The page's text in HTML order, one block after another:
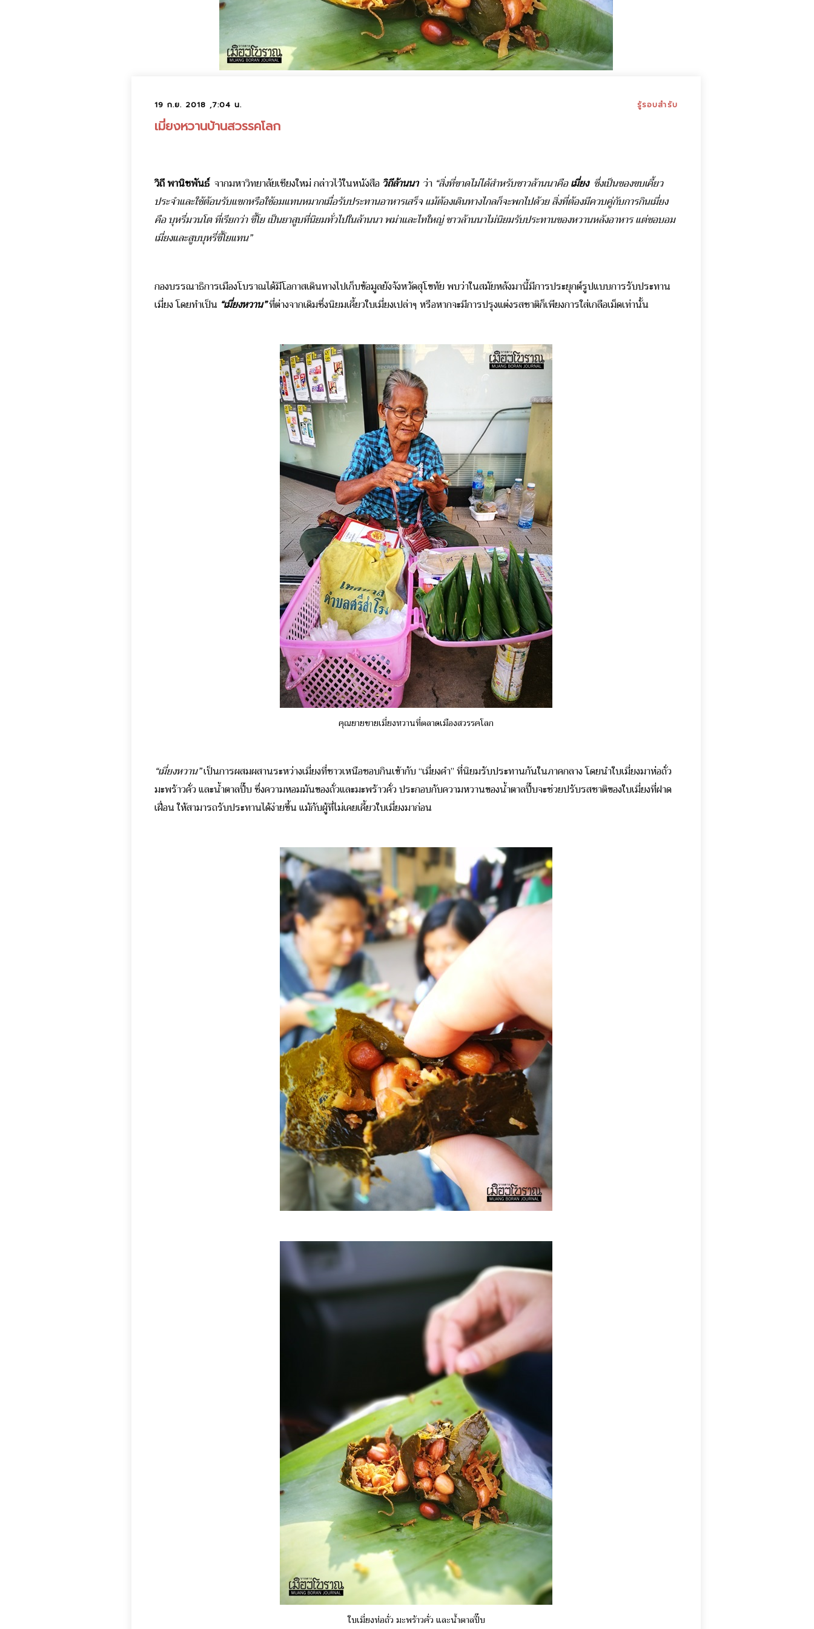
19 ก.ย. 2018 ,7:04 น. รู้รอบสำรับ
เมี่ยงหวานบ้านสวรรคโลก
วิถี พานิชพันธ์ จากมหาวิทยาลัยเชียงใหม่ กล่าวไว้ในหนังสือวิถีล้านนาว่า “สิ่งที่ขาดไม่ได้สำหรับชาวล้านนาคือเมี่ยงซึ่งเป็นของขบเคี้ยว
ประจำและใช้ต้อนรับแขกหรือใช้อมแทนหมากเมื่อรับประทานอาหารเสร็จ แม้ต้องเดินทางไกลก็จะพกไปด้วย สิ่งที่ต้องมีควบคู่กับการกินเมี่ยง
คือ บุหรี่มวนโต ที่เรียกว่า ขี้โย เป็นยาสูบที่นิยมทั่วไปในล้านนา พม่าและไทใหญ่ ชาวล้านนาไม่นิยมรับประทานของหวานหลังอาหาร แต่ชอบอม
เมี่ยงและสูบบุหรี่ขี้โยแทน”
กองบรรณาธิการเมืองโบราณได้มีโอกาสเดินทางไปเก็บข้อมูลยังจังหวัดสุโขทัย พบว่าในสมัยหลังมานี้มีการประยุกต์รูปแบบการรับประทาน
เมี่ยง โดยทำเป็น “เมี่ยงหวาน”ที่ต่างจากเดิมซึ่งนิยมเคี้ยวใบเมี่ยงเปล่าๆ หรือหากจะมีการปรุงแต่งรสชาติก็เพียงการใส่เกลือเม็ดเท่านั้น
คุณยายขายเมี่ยงหวานที่ตลาดเมืองสวรรคโลก
“เมี่ยงหวาน”เป็นการผสมผสานระหว่างเมี่ยงที่ชาวเหนือชอบกินเข้ากับ “เมี่ยงคำ” ที่นิยมรับประทานกันในภาคกลาง โดยนำใบเมี่ยงมาห่อถั่ว
มะพร้าวคั่ว และน้ำตาลปี๊บ ซึ่งความหอมมันของถั่วและมะพร้าวคั่ว ประกอบกับความหวานของน้ำตาลปี๊บจะช่วยปรับรสชาติของใบเมี่ยงที่ฝาด
เฝื่อน ให้สามารถรับประทานได้ง่ายขึ้น แม้กับผู้ที่ไม่เคยเคี้ยวใบเมี่ยงมาก่อน
ใบเมี่ยงห่อถั่ว มะพร้าวคั่ว และน้ำตาลปี๊บ